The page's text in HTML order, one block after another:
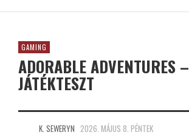
GAMING
ADORABLE ADVENTURES –
JÁTÉKTESZT
K. SEWERYN 2026. MÁJUS 8. PÉNTEK